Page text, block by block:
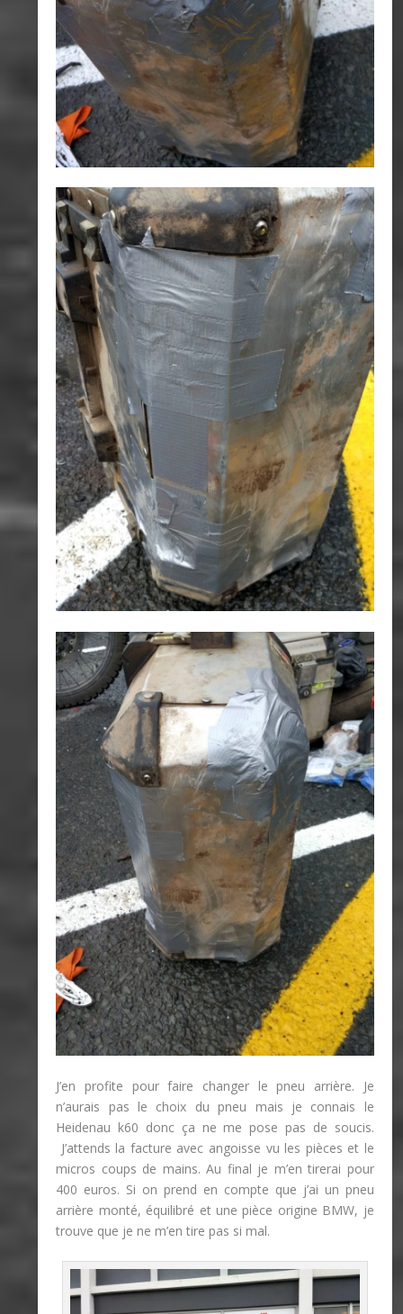
J’en profite pour faire changer le pneu arrière. Je
n’aurais pas le choix du pneu mais je connais le
Heidenau k60 donc ça ne me pose pas de soucis.
J’attends la facture avec angoisse vu les pièces et le
micros coups de mains. Au final je m’en tirerai pour
400 euros. Si on prend en compte que j’ai un pneu
arrière monté, équilibré et une pièce origine BMW, je
trouve que je ne m’en tire pas si mal.